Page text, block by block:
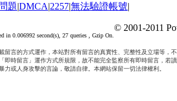
題|DMCA|2257|無法驗證帳號|
in 0.006992 second(s), 27 queries , Gzip On.
© 2001-2011
留言的方式運作，本站對所有留言的真實性、完整性及立場等
即時留言」運作方式所規限，故不能完全監察所有即時留言，
力或人身攻擊的言論，敬請自律。本網站保留一切法律權利。